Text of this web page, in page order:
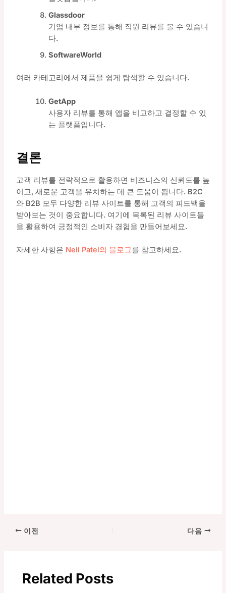
Glassdoor
기업 내부 정보를 통해 직원 리뷰를 볼 수 있습니
다.
SoftwareWorld
여러 카테고리에서 제품을 쉽게 탐색할 수 있습니다.
GetApp
사용자 리뷰를 통해 앱을 비교하고 결정할 수 있
는 플랫폼입니다.
결론
고객 리뷰를 전략적으로 활용하면 비즈니스의 신뢰도를 높
이고, 새로운 고객을 유치하는 데 큰 도움이 됩니다. B2C
와 B2B 모두 다양한 리뷰 사이트를 통해 고객의 피드백을
받아보는 것이 중요합니다. 여기에 목록된 리뷰 사이트들
을 활용하여 긍정적인 소비자 경험을 만들어보세요.
자세한 사항은 Neil Patel의 블로그를 참고하세요.
이전 다음
Related Posts